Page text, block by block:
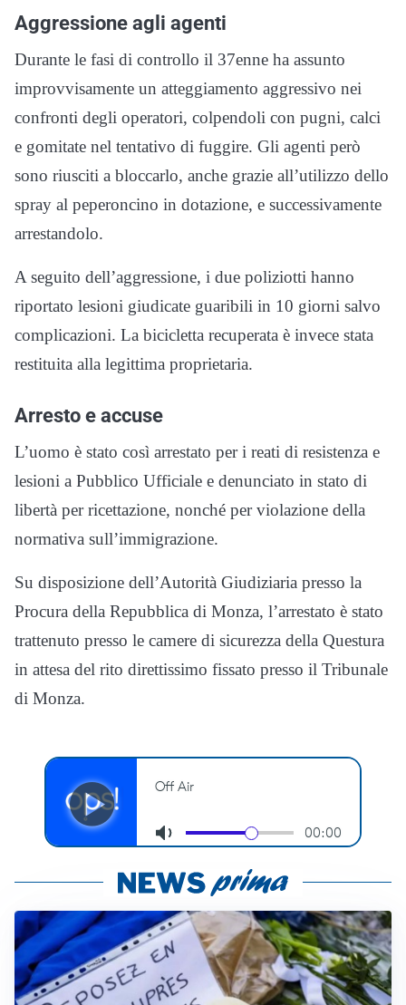
Aggressione agli agenti
Durante le fasi di controllo il 37enne ha assunto
improvvisamente un atteggiamento aggressivo nei
confronti degli operatori, colpendoli con pugni, calci
e gomitate nel tentativo di fuggire. Gli agenti però
sono riusciti a bloccarlo, anche grazie all’utilizzo dello
spray al peperoncino in dotazione, e successivamente
arrestandolo.
A seguito dell’aggressione, i due poliziotti hanno
riportato lesioni giudicate guaribili in 10 giorni salvo
complicazioni. La bicicletta recuperata è invece stata
restituita alla legittima proprietaria.
Arresto e accuse
L’uomo è stato così arrestato per i reati di resistenza e
lesioni a Pubblico Ufficiale e denunciato in stato di
libertà per ricettazione, nonché per violazione della
normativa sull’immigrazione.
Su disposizione dell’Autorità Giudiziaria presso la
Procura della Repubblica di Monza, l’arrestato è stato
trattenuto presso le camere di sicurezza della Questura
in attesa del rito direttissimo fissato presso il Tribunale
di Monza.